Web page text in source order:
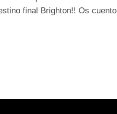
final Brighton!! Os cuento